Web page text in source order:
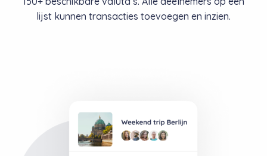
lijst kunnen transacties toevoegen en inzien.